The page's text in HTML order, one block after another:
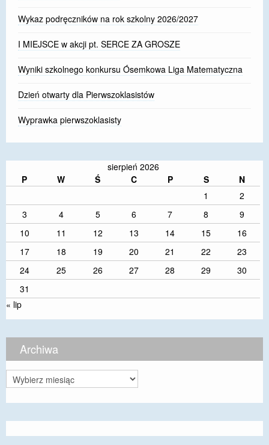
Wykaz podręczników na rok szkolny 2026/2027
I MIEJSCE w akcji pt. SERCE ZA GROSZE
Wyniki szkolnego konkursu Ósemkowa Liga Matematyczna
Dzień otwarty dla Pierwszoklasistów
Wyprawka pierwszoklasisty
sierpień 2026
P
W Ś C P S
N
1
2
3
4 5 6 7 8
9
10
11 12 13 14 15
16
17
18 19 20 21 22
23
24
25 26 27 28 29
30
31
« lip
Archiwa
Archiwa